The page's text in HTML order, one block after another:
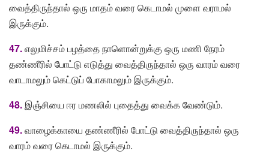
வைத்திருந்தால் ஒரு மாதம் வரை கெடாமல் முளை வராமல்
இருக்கும்.
47.எலுமிச்சம் பழத்தை நாளொன்றுக்கு ஒரு மணி நேரம்
தண்ணீரில் போட்டு எடுத்து வைத்திருந்தால் ஒரு வாரம் வரை
வாடாமலும் கெட்டுப் போகாமலும் இருக்கும்.
48.இஞ்சியை ஈர மணலில் புதைத்து வைக்க வேண்டும்.
49.வாழைக்காயை தண்ணீரில் போட்டு வைத்திருந்தால் ஒரு
வாரம் வரை கெடாமல் இருக்கும்.